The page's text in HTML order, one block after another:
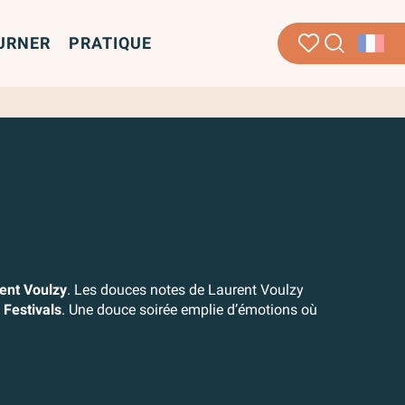
Recherche
PRATIQUE
Voulzy. Les douces notes de Laurent Voulzy
Festivals. Une douce soirée emplie d’émotions où